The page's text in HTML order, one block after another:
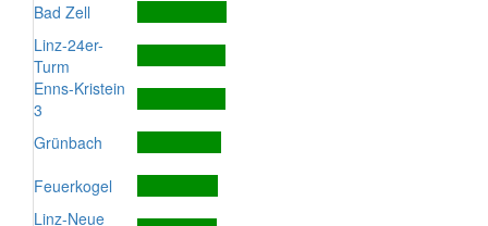
Bad Zell
Linz-24er-
Turm
Enns-Kristein
3
Grünbach
Feuerkogel
Linz-Neue